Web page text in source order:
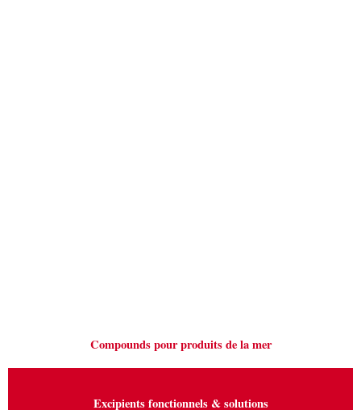
Compounds pour produits de la mer
Excipients fonctionnels & solutions